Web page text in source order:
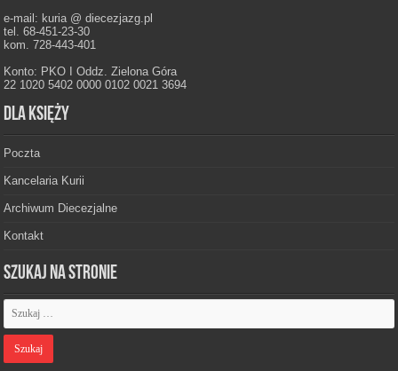
e-mail: kuria @ diecezjazg.pl
tel. 68-451-23-30
kom. 728-443-401
Konto: PKO I Oddz. Zielona Góra
22 1020 5402 0000 0102 0021 3694
Dla księży
Poczta
Kancelaria Kurii
Archiwum Diecezjalne
Kontakt
Szukaj na stronie